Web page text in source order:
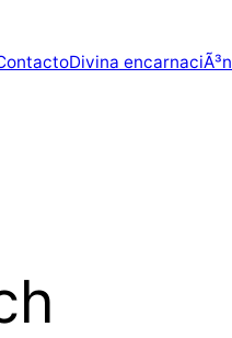
Divina encarnaciÃ³n